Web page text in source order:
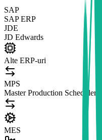
SAP
SAP ERP
JDE
JD Edwards
Alte ERP-uri
MPS
Master Production Scheduler
MES